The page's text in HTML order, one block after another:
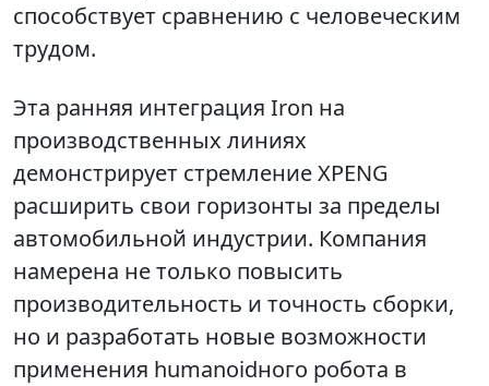
способствует сравнению с человеческим
трудом.
Эта ранняя интеграция Iron на
производственных линиях
демонстрирует стремление XPENG
расширить свои горизонты за пределы
автомобильной индустрии. Компания
намерена не только повысить
производительность и точность сборки,
но и разработать новые возможности
применения humanoidного робота в